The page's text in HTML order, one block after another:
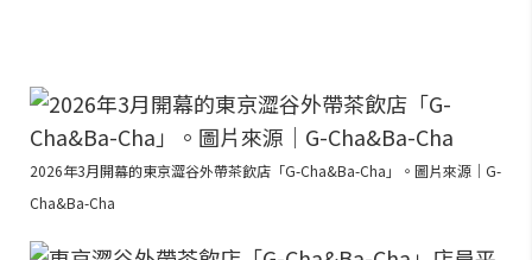
2026年3月開幕的東京澀谷外帶茶飲店「G-Cha&Ba-Cha」。圖片來源｜G-
Cha&Ba-Cha